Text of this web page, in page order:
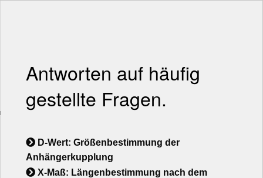
Antworten auf häufig
gestellte Fragen.
D-Wert: Größenbestimmung der
Anhängerkupplung
X-Maß: Längenbestimmung nach dem